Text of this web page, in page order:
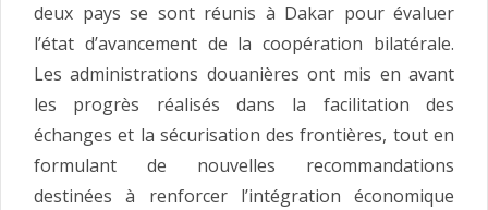
deux pays se sont réunis à Dakar pour évaluer
l’état d’avancement de la coopération bilatérale.
Les administrations douanières ont mis en avant
les progrès réalisés dans la facilitation des
échanges et la sécurisation des frontières, tout en
formulant de nouvelles recommandations
destinées à renforcer l’intégration économique